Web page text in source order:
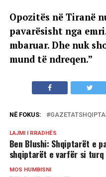
Opozitës në Tiranë
pavarësisht nga
mbaruar. Dhe nuk
mund të ndreqen.”
NË FOKUS:
LAJMI I RRADHËS
Ben Blushi: Shqiptarët e
shqiptarët e varfër si turq
MOS HUMBISNI